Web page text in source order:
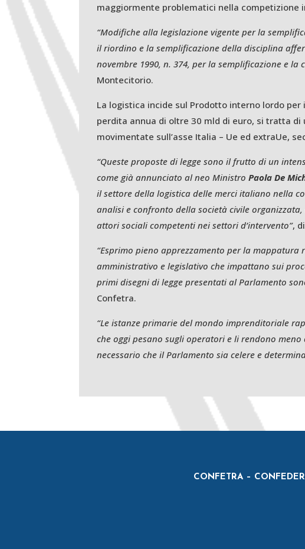
maggiormente problematici nella competizione
“Modifiche alla legislazione vigente per la
il riordino e la semplificazione della disciplina
novembre 1990, n. 374, per la semplificazione e
Montecitorio.
La logistica incide sul Prodotto interno lordo
perdita annua di oltre 30 mld di euro, si tratta
movimentate sull’asse Italia – Ue ed extraUe,
“Queste proposte di legge sono il frutto di un
come già annunciato al neo MinistroPaola De
il settore della logistica delle merci italiano nella
analisi e confronto della società civile
attori sociali competenti nei settori d’intervento”,
“Esprimo pieno apprezzamento per la
amministrativo e legislativo che impattano sui
primi disegni di legge presentati al Parlamento
Confetra.
“Le istanze primarie del mondo imprenditoriale
che oggi pesano sugli operatori e li rendono
necessario che il Parlamento sia celere e
CONFETRA –